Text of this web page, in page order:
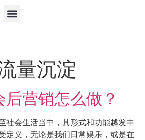
量沉淀
营销怎么做？
社会生活当中，其形式和功能越发丰
定义，无论是我们日常娱乐，或是在